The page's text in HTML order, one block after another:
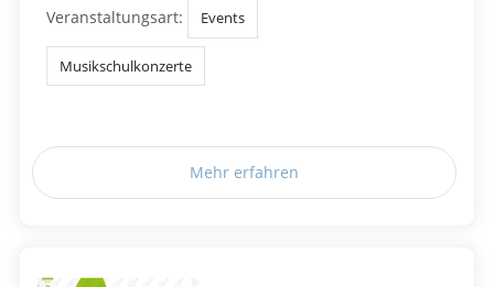
Veranstaltungsart: Events
Musikschulkonzerte
Mehr erfahren